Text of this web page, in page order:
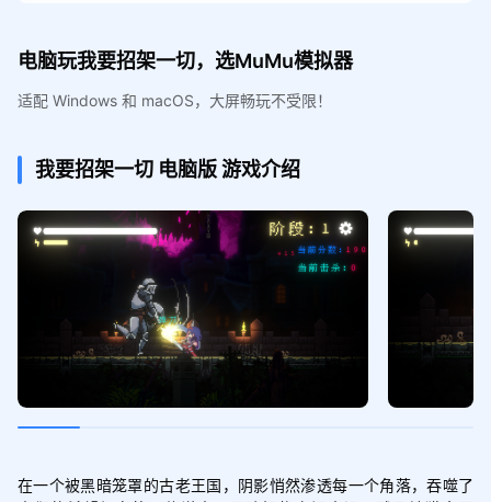
电脑玩我要招架一切，选MuMu模拟器
适配 Windows 和 macOS，大屏畅玩不受限！
我要招架一切 电脑版游戏介绍
在一个被黑暗笼罩的古老王国，阴影悄然渗透每一个角落，吞噬了